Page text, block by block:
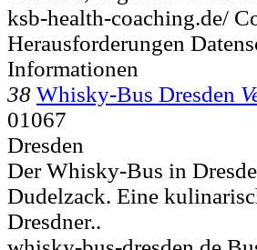
ksb-health-coaching.de/
Herausforderungen
Informationen
38 Whisky-Bus Dresden
01067
Dresden
Der Whisky-Bus in
Dudelzack. Eine
Dresdner..